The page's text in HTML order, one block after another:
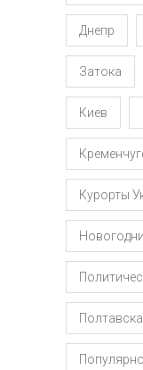
Днепр
Затока
Киев
Курорты